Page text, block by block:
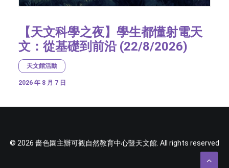
【天文科學之夜】學生都懂射電天
文：從基礎到前沿 (22/8/2026)
天文館活動
2026 年 8 月 7 日
© 2026 嗇色園主辦可觀自然教育中心暨天文館. All rights reserved